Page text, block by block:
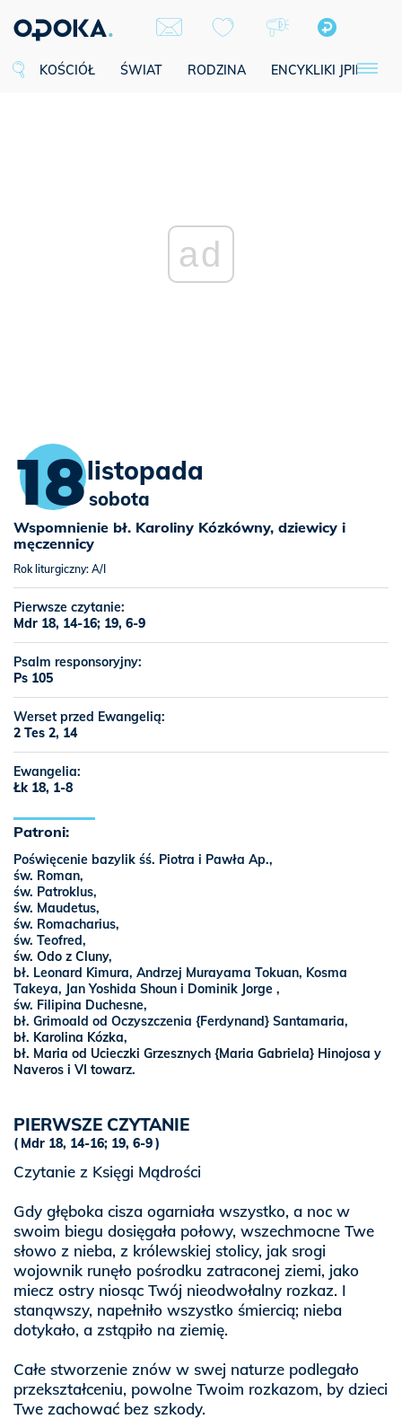
KOŚCIÓŁ ŚWIAT RODZINA ENCYKLIKI JPII
ad
18listopada
sobota
Wspomnienie bł. Karoliny Kózkówny, dziewicy i
męczennicy
Rok liturgiczny: A/I
Pierwsze czytanie:
Mdr 18, 14-16; 19, 6-9
Psalm responsoryjny:
Ps 105
Werset przed Ewangelią:
2 Tes 2, 14
Ewangelia:
Łk 18, 1-8
Patroni:
Poświęcenie bazylik śś. Piotra i Pawła Ap.,
św. Roman,
św. Patroklus,
św. Maudetus,
św. Romacharius,
św. Teofred,
św. Odo z Cluny,
bł. Leonard Kimura, Andrzej Murayama Tokuan, Kosma
Takeya, Jan Yoshida Shoun i Dominik Jorge ,
św. Filipina Duchesne,
bł. Grimoald od Oczyszczenia {Ferdynand} Santamaria,
bł. Karolina Kózka,
bł. Maria od Ucieczki Grzesznych {Maria Gabriela} Hinojosa y
Naveros i VI towarz.
PIERWSZE CZYTANIE
Mdr 18, 14-16; 19, 6-9
Czytanie z Księgi Mądrości
Gdy głęboka cisza ogarniała wszystko, a noc w
swoim biegu dosięgała połowy, wszechmocne Twe
słowo z nieba, z królewskiej stolicy, jak srogi
wojownik runęło pośrodku zatraconej ziemi, jako
miecz ostry niosąc Twój nieodwołalny rozkaz. I
stanąwszy, napełniło wszystko śmiercią; nieba
dotykało, a zstąpiło na ziemię.
Całe stworzenie znów w swej naturze podlegało
przekształceniu, powolne Twoim rozkazom, by dzieci
Twe zachować bez szkody.